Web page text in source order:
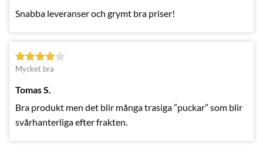
Snabba leveranser och grymt bra priser!
Mycket bra
Tomas S.
Bra produkt men det blir många trasiga ”puckar” som blir
svårhanterliga efter frakten.